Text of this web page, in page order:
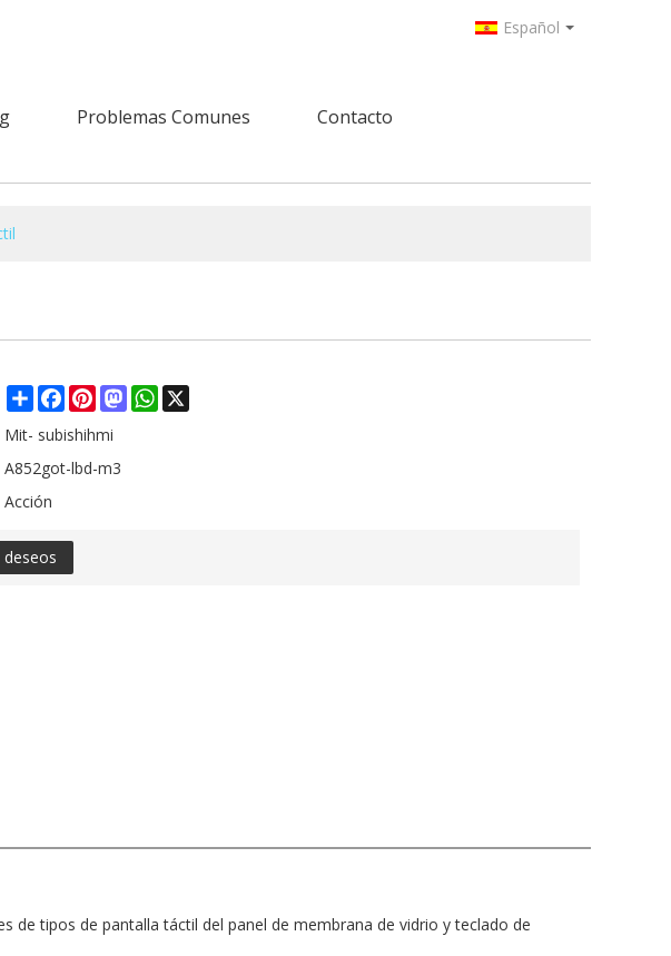
Español
Problemas Comunes Contacto
ShareFacebook
PinterestMastodonWhatsApp
Mit- subishihmi
A852got-lbd-m3
Acción
de tipos de pantalla táctil del panel de membrana de vidrio y teclado de